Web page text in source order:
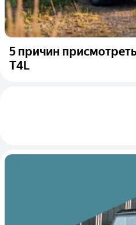
5 причин
T4L